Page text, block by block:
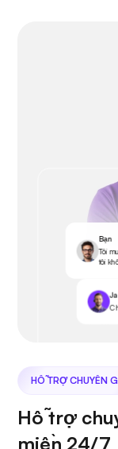
Bạn
Tôi
tôi
HỖ TRỢ CHUYÊN
Hỗ trợ
miền 24/7